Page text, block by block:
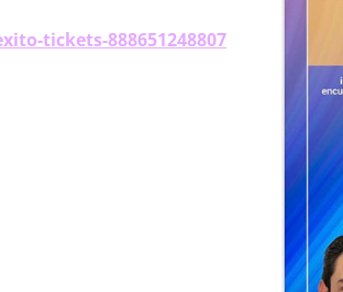
tickets-888651248807